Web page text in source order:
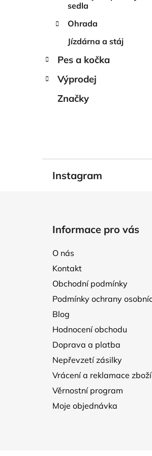
sedla
Ohrada
Jízdárna a stáj
Pes a kočka
Výprodej
Značky
Instagram
Informace pro vás
O nás
Kontakt
Obchodní podmínky
Podmínky ochrany
Blog
Hodnocení obchodu
Doprava a platba
Nepřevzetí zásilky
Vrácení a reklamace zboží
Věrnostní program
Moje objednávka